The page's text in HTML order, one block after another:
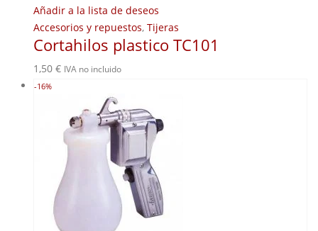
Añadir a la lista de deseos
Accesorios y repuestos, Tijeras
Cortahilos plastico TC101
1,50 € IVA no incluido
-16%